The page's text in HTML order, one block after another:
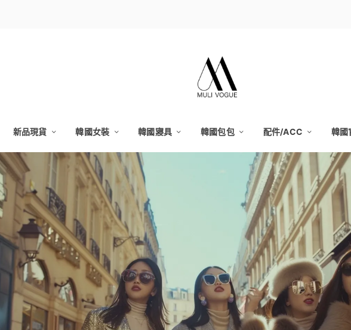
新品現貨 韓國女裝 韓國寢具 韓國包包 配件/ACC 韓國